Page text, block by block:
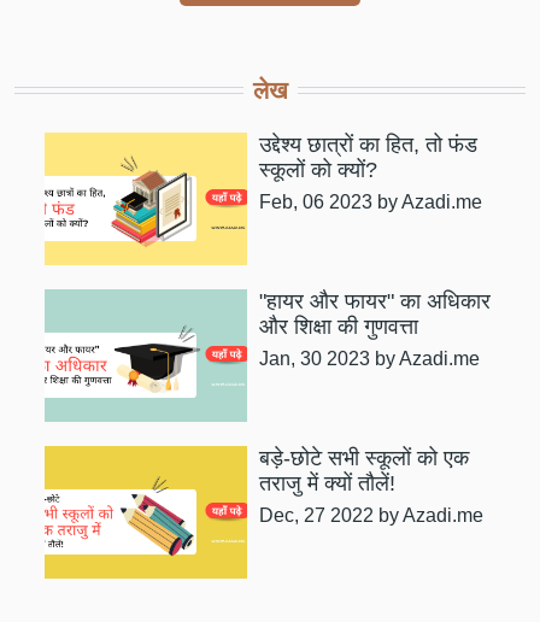
लेख
उद्देश्य छात्रों का हित, तो फंड
स्कूलों को क्यों?
Feb, 06 2023 by Azadi.me
"हायर और फायर" का अधिकार
और शिक्षा की गुणवत्ता
Jan, 30 2023 by Azadi.me
बड़े-छोटे सभी स्कूलों को एक
तराजु में क्यों तौलें!
Dec, 27 2022 by Azadi.me